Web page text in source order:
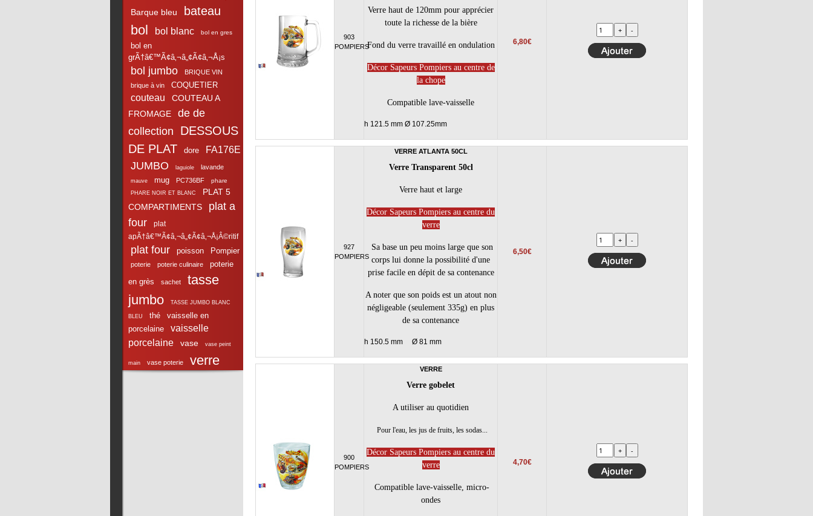
903
POMPIERS
Verre haut de 120mm pour apprécier
toute la richesse de la bière
Fond du verre travaillé en ondulation
Décor Sapeurs Pompiers au centre de
la chope
Compatible lave-vaisselle
h 121.5 mm Ø 107.25mm
6,80€
927
POMPIERS
VERRE ATLANTA 50CL
Verre Transparent 50cl
Verre haut et large
Décor Sapeurs Pompiers au centre du
verre
Sa base un peu moins large que son
corps lui donne la possibilité d'une
prise facile en dépit de sa contenance
A noter que son poids est un atout non
négligeable (seulement 335g) en plus
de sa contenance
h 150.5 mm Ø 81 mm
6,50€
900
POMPIERS
VERRE
Verre gobelet
A utiliser au quotidien
Pour l'eau, les jus de fruits, les sodas...
Décor Sapeurs Pompiers au centre du
verre
Compatible lave-vaisselle, micro-
ondes
4,70€
Barque bleu bateau
bol bol blanc bol en gres
bol en
grÃ†â€™Ã¢â‚¬â„¢Ã¢â‚¬Å¡s
bol jumbo
BRIQUE VIN
brique à vin
COQUETIER
couteau
COUTEAU A
FROMAGE
de de
collection
DESSOUS
DE PLAT
dore FA176E
JUMBO laguiole lavande
mauve mug PC736BF phare
PHARE NOIR ET BLANC
PLAT 5
COMPARTIMENTS
plat a
four
plat
apÃ†â€™Ã¢â‚¬â„¢Ã¢â‚¬Å¡Â©ritif
plat four poisson Pompier
poterie poterie culinaire
poterie
en grès
sachet
tasse
jumbo
TASSE JUMBO BLANC
BLEU thé
vaisselle en
porcelaine
vaisselle
porcelaine
vase vase peint
main vase poterie verre